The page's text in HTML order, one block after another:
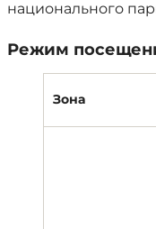
национального
Режим
Зона